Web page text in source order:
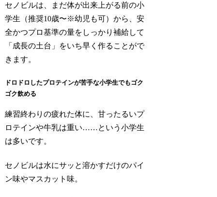
セノビルは、まだ体が出来上がる前の小
学生（推奨10歳〜※幼児も可）から、安
全かつプロ基準の量をしっかり補給して
「成長の土台」をいち早く作ることがで
きます。
ドロドロしたプロテインが苦手な小学生でもゴク
ゴク飲める
練習終わりの疲れた体に、甘ったるいプ
ロテインや牛乳は重い……という小学生
は多いです。
セノビルは水にサッと溶かすだけのパイ
ン味やマスカット味。